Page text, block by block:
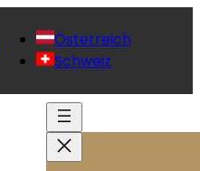
Österreich
Schweiz